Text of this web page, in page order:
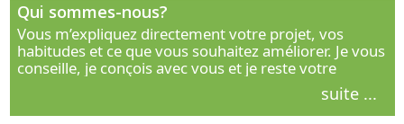
Qui sommes-nous?
Vous m’expliquez directement votre projet, vos
habitudes et ce que vous souhaitez améliorer. Je vous
conseille, je conçois avec vous et je reste votre
interlocuteur principal. Découvrez ma façon de vous
suite ...